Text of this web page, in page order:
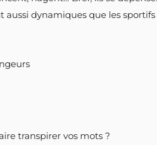
dynamiques que les sportifs
transpirer vos mots ?